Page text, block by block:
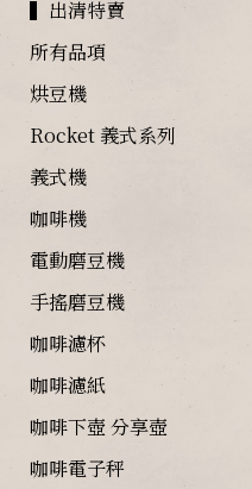
▍出清特賣
所有品項
烘豆機
Rocket 義式系列
義式機
咖啡機
電動磨豆機
手搖磨豆機
咖啡濾杯
咖啡濾紙
咖啡下壺 分享壺
咖啡電子秤